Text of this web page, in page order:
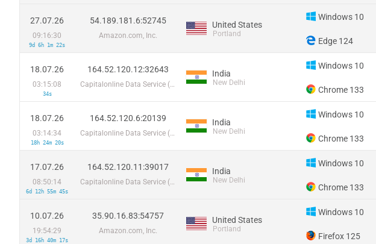
27.07.26
09:16:30
9d 6h 1m 22s
54.189.181.6:52745
Amazon.com, Inc.
United States
Portland
Windows 10
Edge 124
18.07.26
03:15:08
34s
164.52.120.12:32643
Capitalonline Data Service (HK) Co
India
New Delhi
Windows 10
Chrome 133
18.07.26
03:14:34
18h 24m 20s
164.52.120.6:20139
Capitalonline Data Service (HK) Co
India
New Delhi
Windows 10
Chrome 133
17.07.26
08:50:14
6d 12h 55m 45s
164.52.120.11:39017
Capitalonline Data Service (HK) Co
India
New Delhi
Windows 10
Chrome 133
10.07.26
19:54:29
3d 16h 40m 17s
35.90.16.83:54757
Amazon.com, Inc.
United States
Portland
Windows 10
Firefox 125